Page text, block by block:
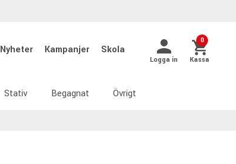
Nyheter Kampanjer Skola
Logga in
0
Kassa
Stativ Begagnat Övrigt